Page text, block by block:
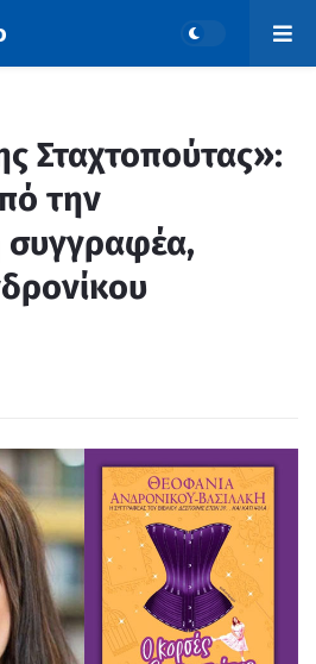
Σταχτοπούτας»:
την
συγγραφέα,